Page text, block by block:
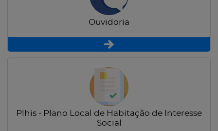
Ouvidoria
Plhis - Plano Local de Habitação de Interesse
Social